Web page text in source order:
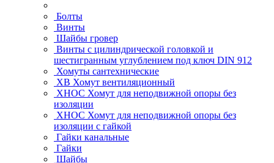
Болты
Винты
Шайбы гровер
Винты с цилиндрической головкой и
шестигранным углублением под ключ DIN 912
Хомуты сантехнические
ХВ Хомут вентиляционный
ХНОС Хомут для неподвижной опоры без
изоляции
ХНОС Хомут для неподвижной опоры без
изоляции с гайкой
Гайки канальные
Гайки
Шайбы